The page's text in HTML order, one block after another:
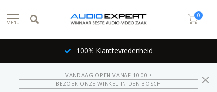
MENU
0
100% Klanttevredenheid
VANDAAG OPEN VANAF 10:00 •
BEZOEK ONZE WINKEL IN DEN BOSCH